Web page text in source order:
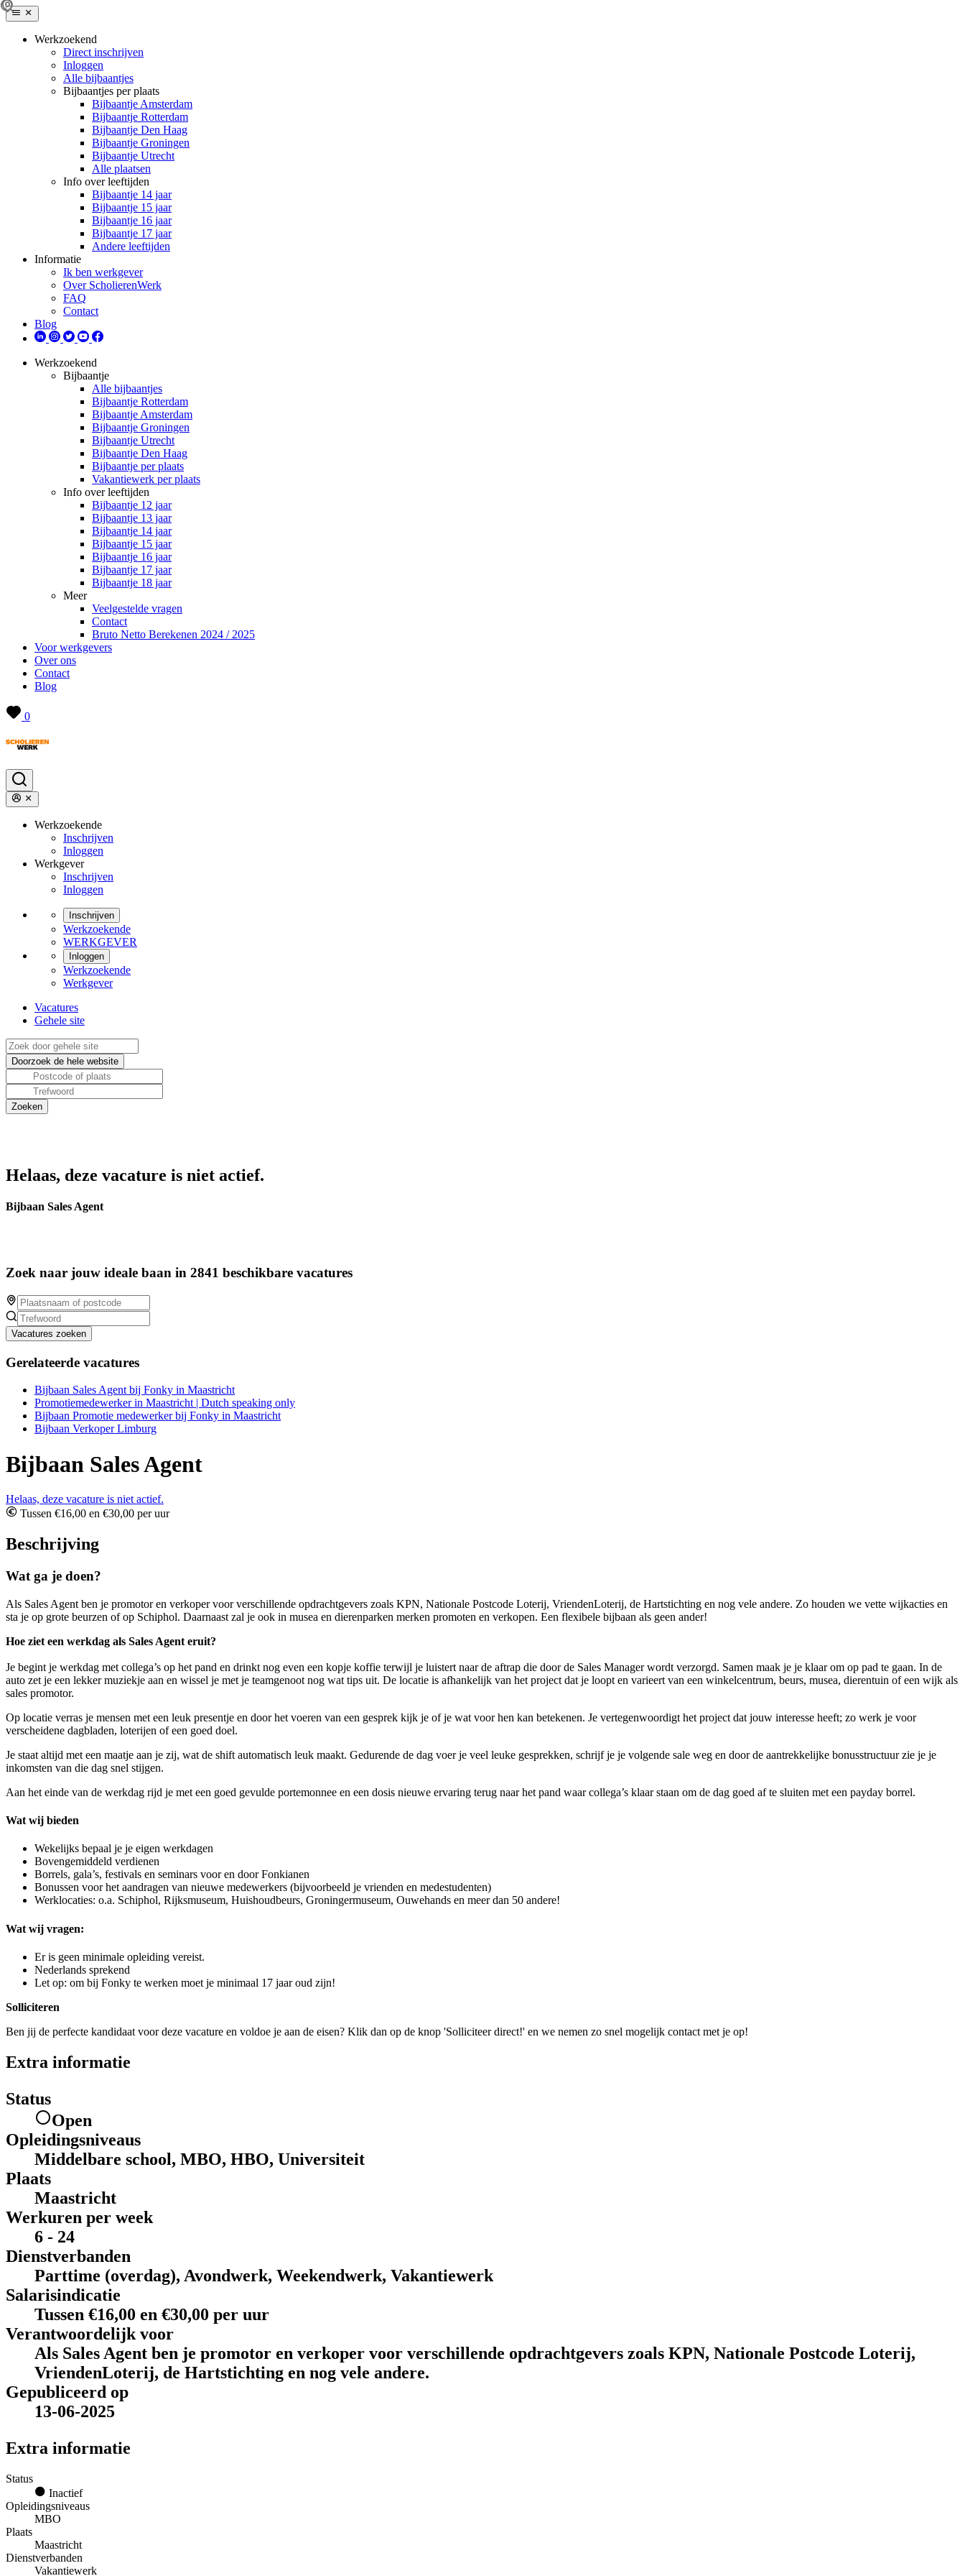
Werkzoekend
Direct inschrijven
Inloggen
Alle bijbaantjes
Bijbaantjes per plaats
Bijbaantje Amsterdam
Bijbaantje Rotterdam
Bijbaantje Den Haag
Bijbaantje Groningen
Bijbaantje Utrecht
Alle plaatsen
Info over leeftijden
Bijbaantje 14 jaar
Bijbaantje 15 jaar
Bijbaantje 16 jaar
Bijbaantje 17 jaar
Andere leeftijden
Informatie
Ik ben werkgever
Over ScholierenWerk
FAQ
Contact
Blog
Werkzoekend
Bijbaantje
Alle bijbaantjes
Bijbaantje Rotterdam
Bijbaantje Amsterdam
Bijbaantje Groningen
Bijbaantje Utrecht
Bijbaantje Den Haag
Bijbaantje per plaats
Vakantiewerk per plaats
Info over leeftijden
Bijbaantje 12 jaar
Bijbaantje 13 jaar
Bijbaantje 14 jaar
Bijbaantje 15 jaar
Bijbaantje 16 jaar
Bijbaantje 17 jaar
Bijbaantje 18 jaar
Meer
Veelgestelde vragen
Contact
Bruto Netto Berekenen 2024 / 2025
Voor werkgevers
Over ons
Contact
Blog
0
Werkzoekende
Inschrijven
Inloggen
Werkgever
Inschrijven
Inloggen
Inschrijven
Werkzoekende
WERKGEVER
Inloggen
Werkzoekende
Werkgever
Vacatures
Gehele site
Helaas, deze vacature is niet actief.
Bijbaan Sales Agent
Zoek naar jouw ideale baan in 2841 beschikbare vacatures
Vacatures zoeken
Gerelateerde vacatures
Bijbaan Sales Agent bij Fonky in Maastricht
Promotiemedewerker in Maastricht | Dutch speaking only
Bijbaan Promotie medewerker bij Fonky in Maastricht
Bijbaan Verkoper Limburg
Bijbaan Sales Agent
Helaas, deze vacature is niet actief.
Tussen €16,00 en €30,00 per uur
Beschrijving
Wat ga je doen?
Als Sales Agent ben je promotor en verkoper voor verschillende opdrachtgevers zoals KPN, Nationale Postcode Loterij, VriendenLoterij, de Hartstichting en nog vele andere. Zo houden we vette wijkacties en
sta je op grote beurzen of op Schiphol. Daarnaast zal je ook in musea en dierenparken merken promoten en verkopen. Een flexibele bijbaan als geen ander!
Hoe ziet een werkdag als Sales Agent eruit?
Je begint je werkdag met collega’s op het pand en drinkt nog even een kopje koffie terwijl je luistert naar de aftrap die door de Sales Manager wordt verzorgd. Samen maak je je klaar om op pad te gaan. In de
auto zet je een lekker muziekje aan en wissel je met je teamgenoot nog wat tips uit. De locatie is afhankelijk van het project dat je loopt en varieert van een winkelcentrum, beurs, musea, dierentuin of een wijk als
sales promotor.
Op locatie verras je mensen met een leuk presentje en door het voeren van een gesprek kijk je of je wat voor hen kan betekenen. Je vertegenwoordigt het project dat jouw interesse heeft; zo werk je voor
verscheidene dagbladen, loterijen of een goed doel.
Je staat altijd met een maatje aan je zij, wat de shift automatisch leuk maakt. Gedurende de dag voer je veel leuke gesprekken, schrijf je je volgende sale weg en door de aantrekkelijke bonusstructuur zie je je
inkomsten van die dag snel stijgen.
Aan het einde van de werkdag rijd je met een goed gevulde portemonnee en een dosis nieuwe ervaring terug naar het pand waar collega’s klaar staan om de dag goed af te sluiten met een payday borrel.
Wat wij bieden
Wekelijks bepaal je je eigen werkdagen
Bovengemiddeld verdienen
Borrels, gala’s, festivals en seminars voor en door Fonkianen
Bonussen voor het aandragen van nieuwe medewerkers (bijvoorbeeld je vrienden en medestudenten)
Werklocaties: o.a. Schiphol, Rijksmuseum, Huishoudbeurs, Groningermuseum, Ouwehands en meer dan 50 andere!
Wat wij vragen:
Er is geen minimale opleiding vereist.
Nederlands sprekend
Let op: om bij Fonky te werken moet je minimaal 17 jaar oud zijn!
Solliciteren
Ben jij de perfecte kandidaat voor deze vacature en voldoe je aan de eisen? Klik dan op de knop 'Solliciteer direct!' en we nemen zo snel mogelijk contact met je op!
Extra informatie
Status
Open
Opleidingsniveaus
Middelbare school, MBO, HBO, Universiteit
Plaats
Maastricht
Werkuren per week
6 - 24
Dienstverbanden
Parttime (overdag), Avondwerk, Weekendwerk, Vakantiewerk
Salarisindicatie
Tussen €16,00 en €30,00 per uur
Verantwoordelijk voor
Als Sales Agent ben je promotor en verkoper voor verschillende opdrachtgevers zoals KPN, Nationale Postcode Loterij,
VriendenLoterij, de Hartstichting en nog vele andere.
Gepubliceerd op
13-06-2025
Extra informatie
Status
Inactief
Opleidingsniveaus
MBO
Plaats
Maastricht
Dienstverbanden
Vakantiewerk